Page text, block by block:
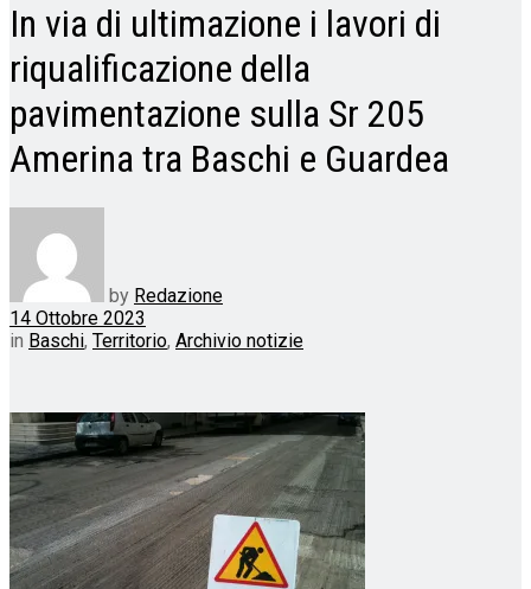
In via di ultimazione i lavori di
riqualificazione della
pavimentazione sulla Sr 205
Amerina tra Baschi e Guardea
by Redazione
14 Ottobre 2023
in Baschi, Territorio, Archivio notizie